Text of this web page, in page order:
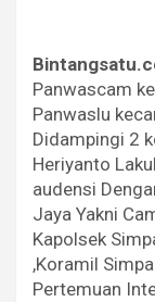
Panwascam
Panwaslu
Didampingi 2
Heriyanto
audensi
Jaya Yakni
Kapolsek
,Koramil
Pertemuan